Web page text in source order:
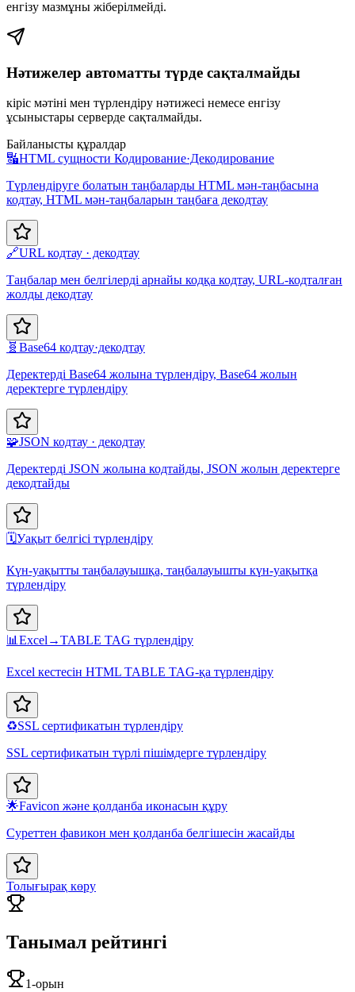
енгізу мазмұны жіберілмейді.
Нәтижелер автоматты түрде сақталмайды
кіріс мәтіні мен түрлендіру нәтижесі немесе енгізу
ұсыныстары серверде сақталмайды.
Байланысты құралдар
🔣HTML сущности Кодирование·Декодирование
Түрлендіруге болатын таңбаларды HTML мән-таңбасына
кодтау, HTML мән-таңбаларын таңбаға декодтау
🔗URL кодтау · декодтау
Таңбалар мен белгілерді арнайы кодқа кодтау, URL-кодталған
жолды декодтау
🧬 Base64 кодтау·декодтау
Деректерді Base64 жолына түрлендіру, Base64 жолын
деректерге түрлендіру
🧩JSON кодтау · декодтау
Деректерді JSON жолына кодтайды, JSON жолын деректерге
декодтайды
🗓️Уақыт белгісі түрлендіру
Күн-уақытты таңбалауышқа, таңбалауышты күн-уақытқа
түрлендіру
📊Excel→TABLE TAG түрлендіру
Excel кестесін HTML TABLE TAG-қа түрлендіру
♻️SSL сертификатын түрлендіру
SSL сертификатын түрлі пішімдерге түрлендіру
🌟Favicon және қолданба иконасын құру
Суреттен фавикон мен қолданба белгішесін жасайды
Толығырақ көру
Танымал рейтингі
1-орын